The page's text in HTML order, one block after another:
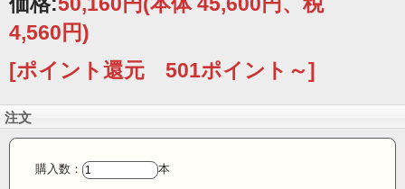
4,560円)
[ポイント還元 501ポイント～]
注文
購入数： 本